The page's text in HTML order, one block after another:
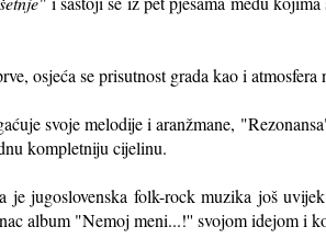
osjeća se prisutnost grada kao i atmosfera
svoje melodije i aranžmane,
kompletniju cijelinu.
je jugoslovenska folk-rock muzika još
album "Nemoj meni...!'' svojom idejom i